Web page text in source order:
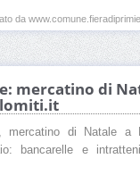
da
mercatino di
mercatino di Natale a
bancarelle e